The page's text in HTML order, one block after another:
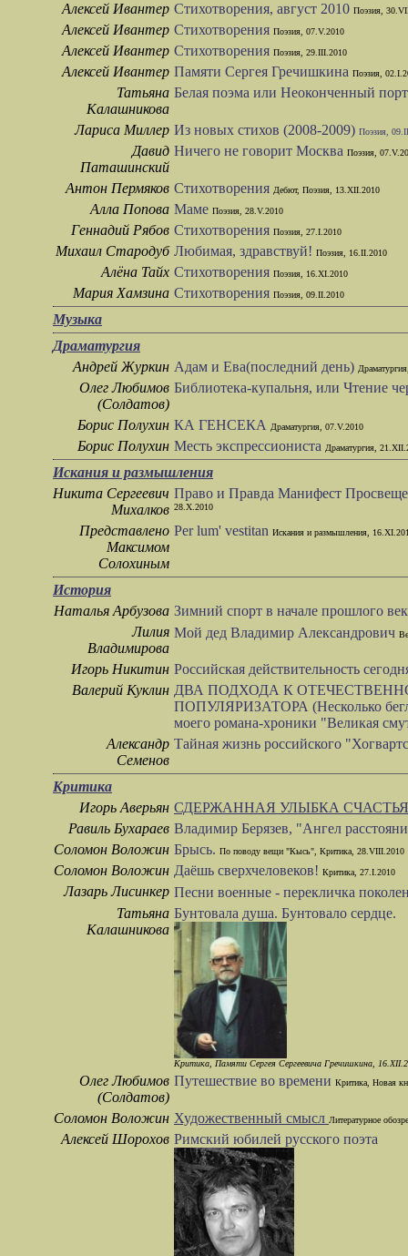
Алексей Ивантер Стихотворения, август 2010 Поэзия,
Алексей Ивантер Стихотворения Поэзия, 07.V.2010
Алексей Ивантер Стихотворения Поэзия, 29.III.2010
Алексей Ивантер Памяти Сергея Гречишкина Поэзия,
Татьяна
Калашникова
Белая поэма или Неоконченный
Лариса Миллер Из новых стихов (2008-2009) Поэзия,
Давид
Паташинский
Ничего не говорит Москва Поэзия,
Антон Пермяков Стихотворения Дебют, Поэзия, 13.XII.2010
Алла Попова Маме Поэзия, 28.V.2010
Геннадий Рябов Стихотворения Поэзия, 27.I.2010
Михаил Стародуб Любимая, здравствуй! Поэзия, 16.II.2010
Алёна Тайх Стихотворения Поэзия, 16.XI.2010
Мария Хамзина Стихотворения Поэзия, 09.II.2010
Музыка
Драматургия
Андрей Журкин Адам и Ева(последний день)
Олег Любимов
(Солдатов)
Библиотека-купальня, или Чтение
Борис Полухин КА ГЕНСЕКА Драматургия, 07.V.2010
Борис Полухин Месть экспрессиониста Драматургия,
Искания и размышления
Никита Сергеевич
Михалков
Право и Правда Манифест
28.X.2010
Представлено
Максимом
Солохиным
Per lum' vestitan Искания и размышления,
История
Наталья Арбузова Зимний спорт в начале прошлого
Лилия
Владимирова
Мой дед Владимир Александрович
Игорь Никитин Российская действительность
Валерий Куклин ДВА ПОДХОДА К
ПОПУЛЯРИЗАТОРА (Несколько
моего романа-хроники "Великая
Александр
Семенов
Тайная жизнь российского
Критика
Игорь Аверьян СДЕРЖАННАЯ УЛЫБКА
Равиль Бухараев Владимир Берязев, "Ангел
Соломон Воложин Брысь. По поводу вещи "Кысь", Критика, 28.VIII.2010
Соломон Воложин Даёшь сверхчеловеков! Критика, 27.I.2010
Лазарь Лисинкер Песни военные - перекличка
Татьяна
Калашникова
Бунтовала душа. Бунтовало сердце.
Критика, Памяти Сергея Сергеевича Гречишкина,
Олег Любимов
(Солдатов)
Путешествие во времени Критика, Новая
Соломон Воложин Художественный смысл Литературное
Алексей Шорохов Римский юбилей русского поэта